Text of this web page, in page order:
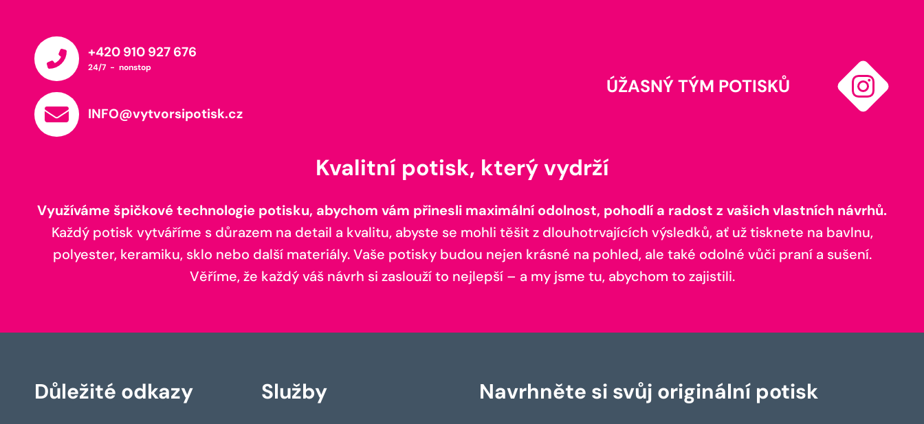
+420 910 927 676
24/7 - nonstop
INFO@vytvorsipotisk.cz
ÚŽASNÝ TÝM POTISKŮ
Kvalitní potisk, který vydrží
Využíváme špičkové technologie potisku, abychom vám přinesli maximální odolnost, pohodlí a radost z vašich vlastních návrhů.
Každý potisk vytváříme s důrazem na detail a kvalitu, abyste se mohli těšit z dlouhotrvajících výsledků, ať už tisknete na bavlnu,
polyester, keramiku, sklo nebo další materiály. Vaše potisky budou nejen krásné na pohled, ale také odolné vůči praní a sušení.
Věříme, že každý váš návrh si zaslouží to nejlepší – a my jsme tu, abychom to zajistili.
Důležité odkazy Služby Navrhněte si svůj originální potisk